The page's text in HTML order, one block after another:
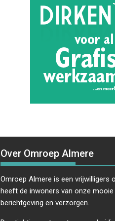
Over Omroep Almere
Omroep Almere is een vrijwilligers
heeft de inwoners van onze
berichtgeving en verzorgen.